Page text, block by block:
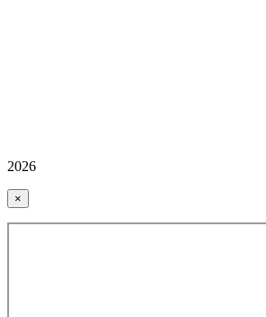
2026
×